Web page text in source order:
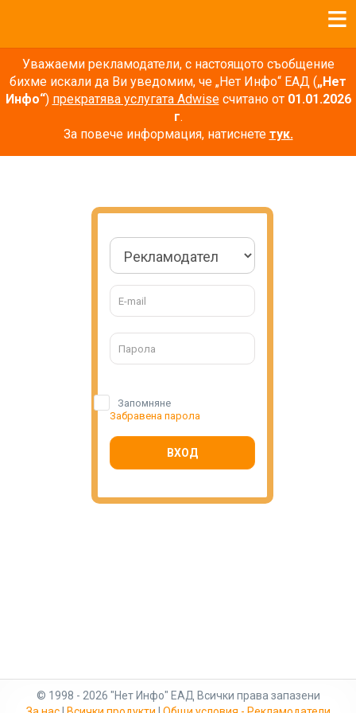
Уважаеми рекламодатели, с настоящото съобщение
бихме искали да Ви уведомим, че „Нет Инфо“ ЕАД („Нет
Инфо“) прекратява услугата Adwiseсчитано от 01.01.2026
г.
За повече информация, натиснете тук.
Запомняне
Забравена парола
ВХОД
© 1998 - 2026 "Нет Инфо" ЕАД Всички права запазени